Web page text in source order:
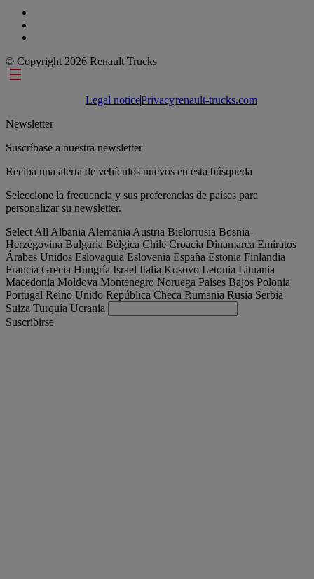
© Copyright 2026 Renault Trucks
Footer links
Legal noticePrivacyrenault-trucks.com
Newsletter
Suscríbase a nuestra newsletter
Reciba una alerta de vehículos nuevos en esta búsqueda
Seleccione la frecuencia y sus preferencias de países para
personalizar su newsletter.
Select All Albania Alemania Austria Bielorrusia Bosnia-
Herzegovina Bulgaria Bélgica Chile Croacia Dinamarca Emiratos
Árabes Unidos Eslovaquia Eslovenia España Estonia Finlandia
Francia Grecia Hungría Israel Italia Kosovo Letonia Lituania
Macedonia Moldova Montenegro Noruega Países Bajos Polonia
Portugal Reino Unido República Checa Rumania Rusia Serbia
Suiza Turquía Ucrania
Suscribirse